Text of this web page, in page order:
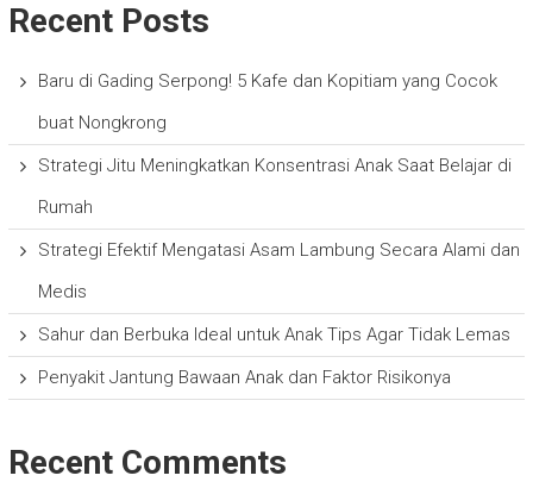
Recent Posts
Baru di Gading Serpong! 5 Kafe dan Kopitiam yang Cocok
buat Nongkrong
Strategi Jitu Meningkatkan Konsentrasi Anak Saat Belajar di
Rumah
Strategi Efektif Mengatasi Asam Lambung Secara Alami dan
Medis
Sahur dan Berbuka Ideal untuk Anak Tips Agar Tidak Lemas
Penyakit Jantung Bawaan Anak dan Faktor Risikonya
Recent Comments